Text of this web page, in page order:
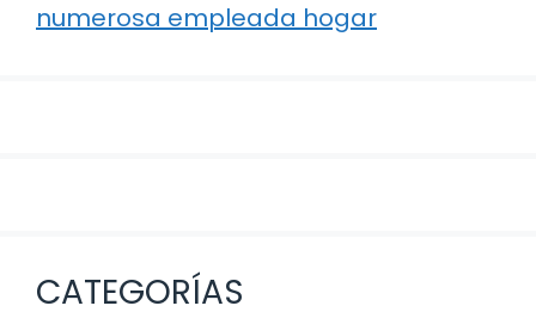
numerosa empleada hogar
CATEGORÍAS